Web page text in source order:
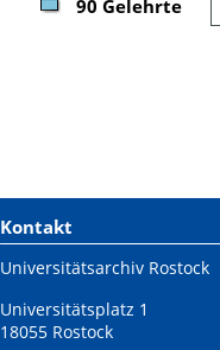
90 Gelehrte
Kontakt
Universitätsarchiv Rostock
Universitätsplatz 1
18055 Rostock